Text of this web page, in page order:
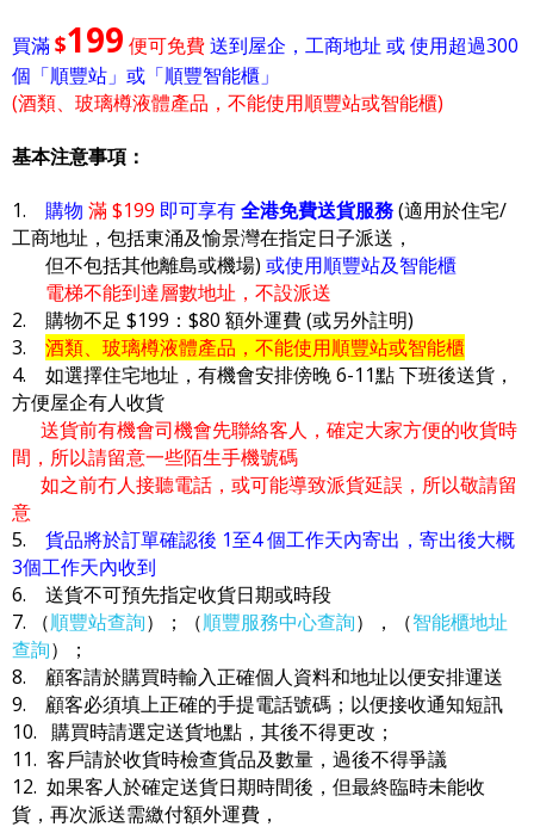
買滿$199 便可免費送到屋企，工商地址 或 使用超過300
個「順豐站」或「順豐智能櫃」
(酒類、玻璃樽液體產品，不能使用順豐站或智能櫃)
基本注意事項：
1. 購物 滿 $199 即可享有全港免費送貨服務(適用於住宅/
工商地址，包括東涌及愉景灣在指定日子派送，
但不包括其他離島或機場) 或使用順豐站及智能櫃
電梯不能到達層數地址，不設派送
2. 購物不足 $199：$80 額外運費 (或另外註明)
3. 酒類、玻璃樽液體產品，不能使用順豐站或智能櫃
4. 如選擇住宅地址，有機會安排傍晚 6-11點 下班後送貨，
方便屋企有人收貨
送貨前有機會司機會先聯絡客人，確定大家方便的收貨時
間，所以請留意一些陌生手機號碼
如之前冇人接聽電話，或可能導致派貨延誤，所以敬請留
意
5. 貨品將於訂單確認後 1至4 個工作天內寄出，寄出後大概
3個工作天內收到
6. 送貨不可預先指定收貨日期或時段
7. （順豐站查詢）；（順豐服務中心查詢），（智能櫃地址
查詢）；
8. 顧客請於購買時輸入正確個人資料和地址以便安排運送
9. 顧客必須填上正確的手提電話號碼；以便接收通知短訊
10. 購買時請選定送貨地點，其後不得更改；
11. 客戶請於收貨時檢查貨品及數量，過後不得爭議
12. 如果客人於確定送貨日期時間後，但最終臨時未能收
貨，再次派送需繳付額外運費，